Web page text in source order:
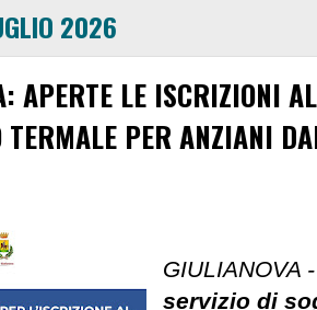
2026
APERTE LE ISCRIZIONI
TERMALE PER ANZIANI
GIULIANOVA
servizio di